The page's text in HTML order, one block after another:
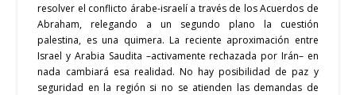
resolver el conflicto árabe-israelí a través de los Acuerdos de
Abraham, relegando a un segundo plano la cuestión
palestina, es una quimera. La reciente aproximación entre
Israel y Arabia Saudita –activamente rechazada por Irán– en
nada cambiará esa realidad. No hay posibilidad de paz y
seguridad en la región si no se atienden las demandas de